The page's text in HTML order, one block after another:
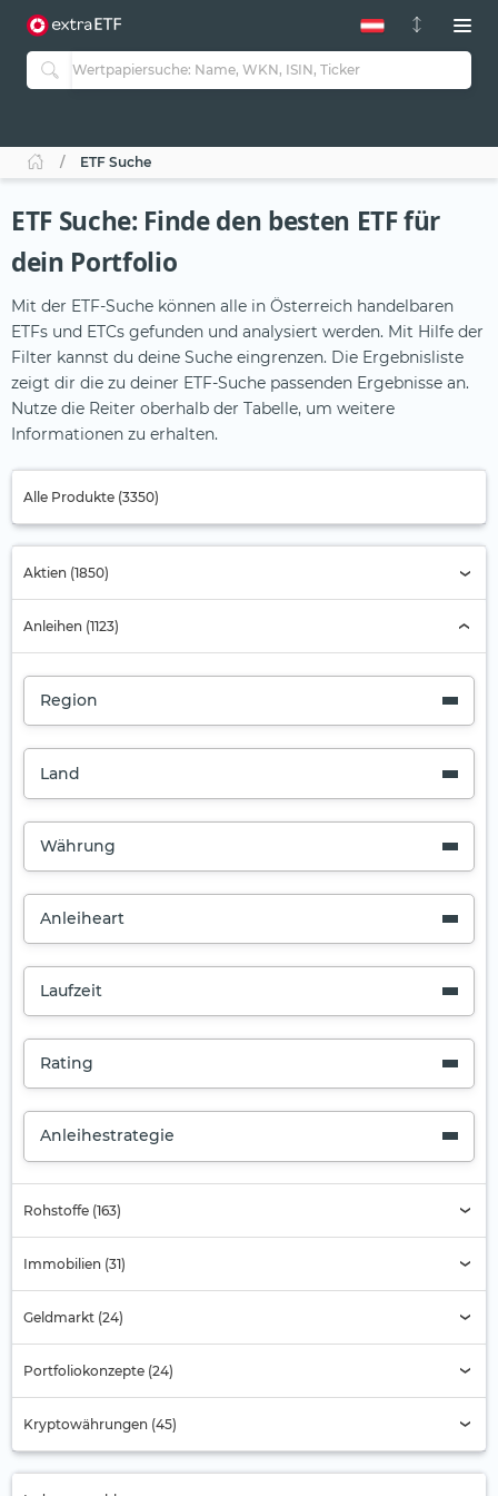
ETF Suche
ETF Suche: Finde den besten ETF für
dein Portfolio
Mit der ETF-Suche können alle in Österreich handelbaren
ETFs und ETCs gefunden und analysiert werden. Mit Hilfe der
Filter kannst du deine Suche eingrenzen. Die Ergebnisliste
zeigt dir die zu deiner ETF-Suche passenden Ergebnisse an.
Nutze die Reiter oberhalb der Tabelle, um weitere
Informationen zu erhalten.
Alle Produkte (3350)
Aktien (1850)
Anleihen (1123)
Region
Land
Währung
Anleiheart
Laufzeit
Rating
Anleihestrategie
Rohstoffe (163)
Immobilien (31)
Geldmarkt (24)
Portfoliokonzepte (24)
Kryptowährungen (45)